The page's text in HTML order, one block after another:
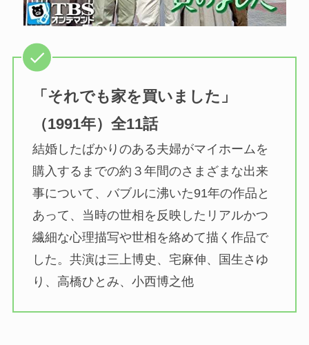
「それでも家を買いました」
（1991年）全11話
結婚したばかりのある夫婦がマイホームを
購入するまでの約３年間のさまざまな出来
事について、バブルに沸いた91年の作品と
あって、当時の世相を反映したリアルかつ
繊細な心理描写や世相を絡めて描く作品で
した。共演は三上博史、宅麻伸、国生さゆ
り、高橋ひとみ、小西博之他